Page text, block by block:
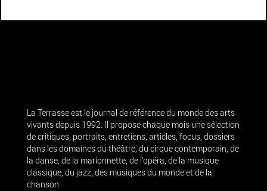
La Terrasse est le journal de référence du monde des arts
vivants depuis 1992. Il propose chaque mois une sélection
de critiques, portraits, entretiens, articles, focus, dossiers
dans les domaines du théâtre, du cirque contemporain, de
la danse, de la marionnette, de l’opéra, de la musique
classique, du jazz, des musiques du monde et de la
chanson.